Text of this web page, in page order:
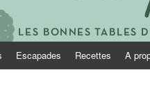
Escapades Recettes A